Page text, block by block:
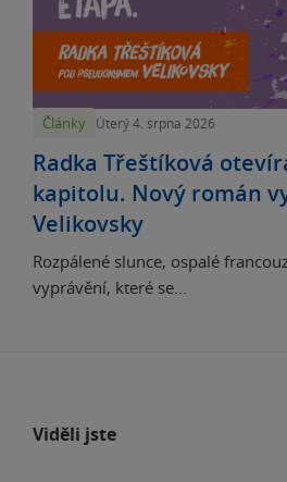
Články Úterý 4. srpna 2026
Radka Třeštíková
kapitolu. Nový román
Velikovsky
Rozpálené slunce, ospalé
vyprávění, které se...
Viděli jste